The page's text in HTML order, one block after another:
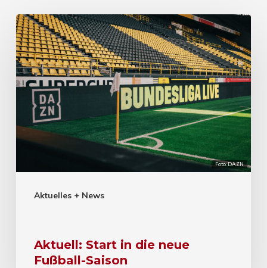
Foto: DAZN
Aktuelles + News
Aktuell: Start in die neue
Fußball-Saison